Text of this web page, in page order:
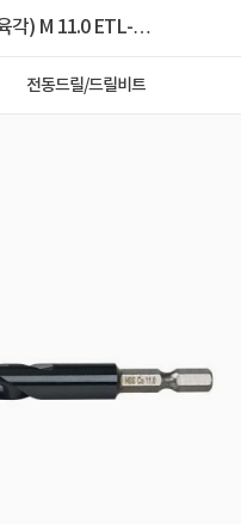
각) M 11.0 ETL-
전동드릴/드릴비트